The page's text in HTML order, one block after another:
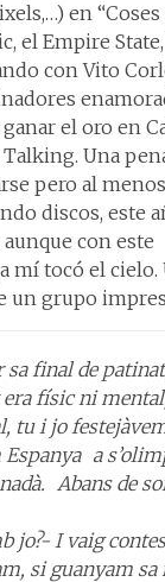
en “Coses
el Empire
con Vito
el oro en
Una
pero al
discos, este
con este
mí tocó el cielo.
un grupo
sa final de
físic ni
tu i jo
a
Abans de
jo?- I vaig
si guanyam sa